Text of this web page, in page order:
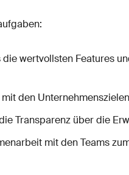
wertvollsten Features
den
Transparenz über die
mit den Teams